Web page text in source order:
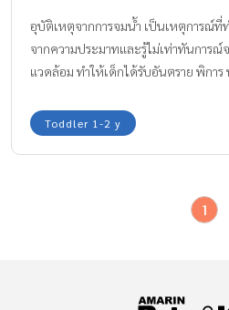
อุบัติเหตุจากการจมน้ำ เป็นเหตุการณ์ที่
จากความประมาทและรู้ไม่เท่าทันการณ์
แวดล้อม ทำให้เด็กได้รับอันตราย พิกา
น้ำตก และแหล่งน้ำที่คนเราสร้างขึ้นใช้
ประจำวัน เช่น ถังเก็บน้ำ บ่อขุด ฯลฯ ก
วีดีโอ จากกล้องวงจรปิดที่บันทึกภาพเห
ค่ะ และจากเหตุการณ์นี้ทำให้รู้เลยว่าก
Toddler 1-2 y
1